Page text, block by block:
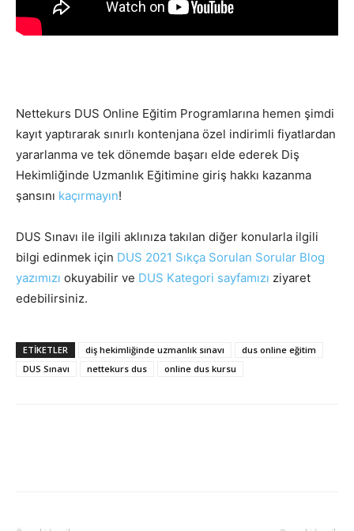
Nettekurs DUS Online Eğitim Programlarına hemen şimdi
kayıt yaptırarak sınırlı kontenjana özel indirimli fiyatlardan
yararlanma ve tek dönemde başarı elde ederek Diş
Hekimliğinde Uzmanlık Eğitimine giriş hakkı kazanma
şansını kaçırmayın!
DUS Sınavı ile ilgili aklınıza takılan diğer konularla ilgili
bilgi edinmek için DUS 2021 Sıkça Sorulan Sorular Blog
yazımızı okuyabilir ve DUS Kategori sayfamızı ziyaret
edebilirsiniz.
ETIKETLER diş hekimliğinde uzmanlık sınavı
dus online eğitim
DUS Sınavı
nettekurs dus online dus kursu